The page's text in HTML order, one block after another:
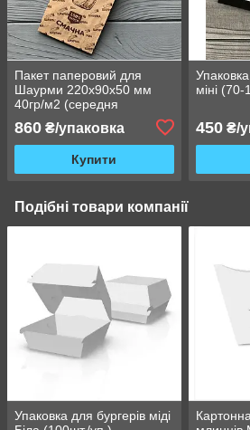
Пакет паперовий для
Шаурми 220х90х50 мм
40гр/м2 (середня
860 ₴/упаковка
Купити
міні
450₴/
Подібні товари компанії
Упаковка для бургерів міді